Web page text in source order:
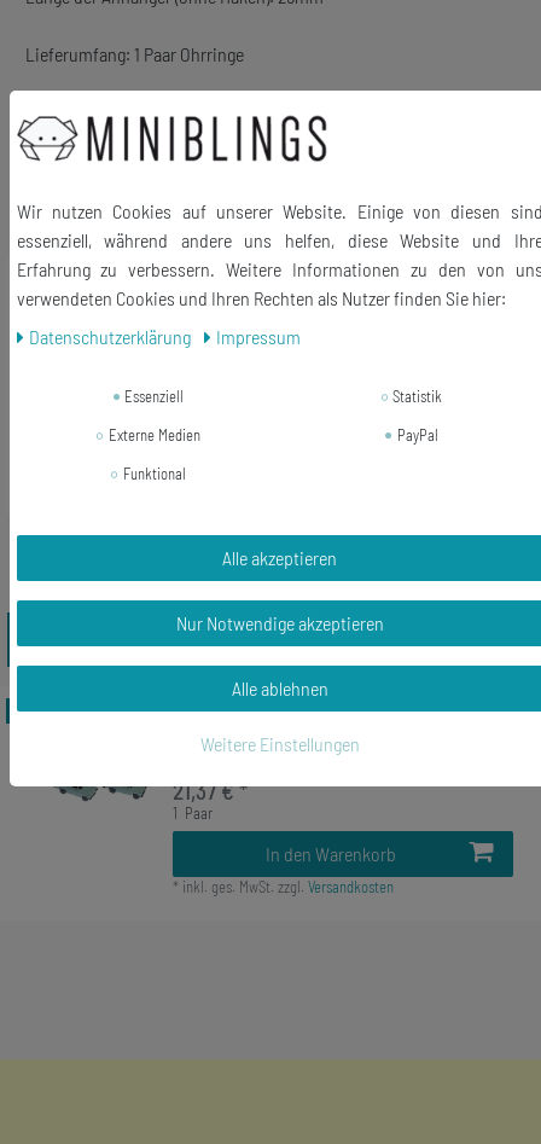
Lieferumfang: 1 Paar Ohrringe
Ähnliche Artikel
Neuheit
Mandarinen Ohrringe Miniblings
Orange Mandarine Weihnachten
Frucht orange ganz
*
Zuletzt angesehene Artikel
Top-Artikel
Trabi Ohrringe Auto Trabant Trabbi
Miniblings Hänger DDR Modell 1:160 blau
21,37 € *
1 Paar
In den Warenkorb
* inkl. ges. MwSt. zzgl. Versandkosten
Wir nutzen Cookies auf unserer Website. Einige von diesen
essenziell, während andere uns helfen, diese Website und
Erfahrung zu verbessern. Weitere Informationen zu den von
verwendeten Cookies und Ihren Rechten als Nutzer finden Sie hier:
Daten­schutz­erklärung
Impressum
Essenziell
Statistik
Externe Medien
PayPal
Funktional
Alle akzeptieren
Nur Notwendige akzeptieren
Alle ablehnen
Weitere Einstellungen